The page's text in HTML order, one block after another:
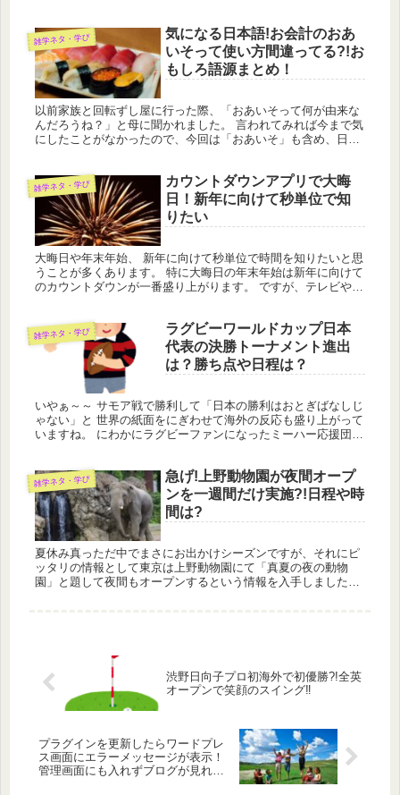
雑学ネタ・学び
気になる日本語!お会計のおあ
いそって使い方間違ってる?!お
もしろ語源まとめ！
以前家族と回転ずし屋に行った際、「おあいそって何が由来な
んだろうね？」と母に聞かれました。 言われてみれば今まで気
にしたことがなかったので、今回は「おあいそ」も含め、日常
雑学ネタ・学び
カウントダウンアプリで大晦
日！新年に向けて秒単位で知
りたい
大晦日や年末年始、 新年に向けて秒単位で時間を知りたいと思
うことが多くあります。 特に大晦日の年末年始は新年に向けて
のカウントダウンが一番盛り上がります。 ですが、テレビや時
雑学ネタ・学び
ラグビーワールドカップ日本
代表の決勝トーナメント進出
は？勝ち点や日程は？
いやぁ～～ サモア戦で勝利して「日本の勝利はおとぎばなしじ
ゃない」と 世界の紙面をにぎわせて海外の反応も盛り上がって
いますね。 にわかにラグビーファンになったミーハー応援団も
雑学ネタ・学び
急げ!上野動物園が夜間オープ
ンを一週間だけ実施?!日程や時
間は?
夏休み真っただ中でまさにお出かけシーズンですが、それにピ
ッタリの情報として東京は上野動物園にて「真夏の夜の動物
園」と題して夜間もオープンするという情報を入手しました。
渋野日向子プロ初海外で初優勝?!全英
オープンで笑顔のスイング‼
プラグインを更新したらワードプレ
ス画面にエラーメッセージが表示！
管理画面にも入れずブログが見れな